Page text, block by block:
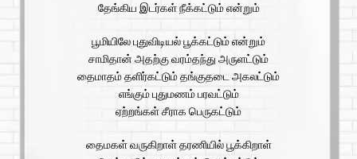
தேங்கிய இடர்கள் நீக்கட்டும் என்றும்
பூமியிலே புதுவிடியல் பூக்கட்டும் என்றும்
சாமிதான் அதற்கு வரம்தந்து அருளட்டும்
தைமாதம் தளிர்கட்டும் தங்குதடை அகலட்டும்
எங்கும் புதுமணம் பரவட்டும்
ஏற்றங்கள் சீராக பெருகட்டும்
தைமகள் வருகிறாள் தரணியில் பூக்கிறாள்